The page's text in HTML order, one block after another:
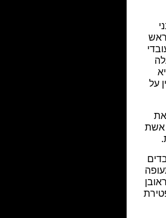
ראש
על
אשת